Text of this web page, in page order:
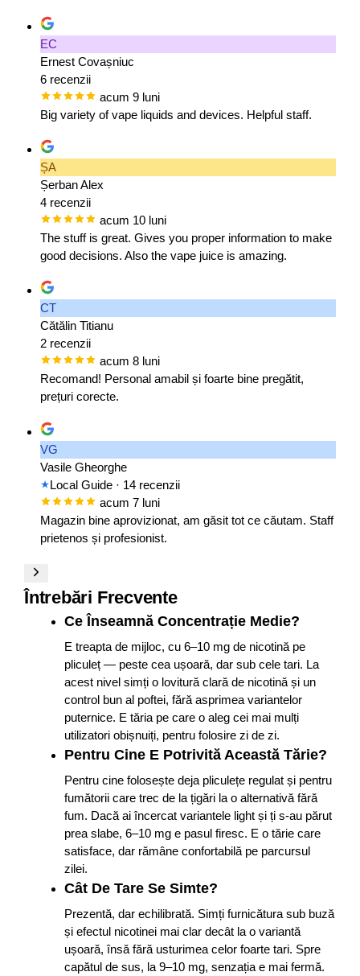
EC
Ernest Covașniuc
6 recenzii
acum 9 luni
Big variety of vape liquids and devices. Helpful staff.
ȘA
Șerban Alex
4 recenzii
acum 10 luni
The stuff is great. Gives you proper information to make
good decisions. Also the vape juice is amazing.
CT
Cătălin Titianu
2 recenzii
acum 8 luni
Recomand! Personal amabil și foarte bine pregătit,
prețuri corecte.
VG
Vasile Gheorghe
Local Guide · 14 recenzii
acum 7 luni
Magazin bine aprovizionat, am găsit tot ce căutam. Staff
prietenos și profesionist.
Întrebări Frecvente
Ce Înseamnă Concentrație Medie?
E treapta de mijloc, cu 6–10 mg de nicotină pe
pliculeț — peste cea ușoară, dar sub cele tari. La
acest nivel simți o lovitură clară de nicotină și un
control bun al poftei, fără asprimea variantelor
puternice. E tăria pe care o aleg cei mai mulți
utilizatori obișnuiți, pentru folosire zi de zi.
Pentru Cine E Potrivită Această Tărie?
Pentru cine folosește deja pliculețe regulat și pentru
fumătorii care trec de la țigări la o alternativă fără
fum. Dacă ai încercat variantele light și ți s-au părut
prea slabe, 6–10 mg e pasul firesc. E o tărie care
satisface, dar rămâne confortabilă pe parcursul
zilei.
Cât De Tare Se Simte?
Prezentă, dar echilibrată. Simți furnicătura sub buză
și efectul nicotinei mai clar decât la o variantă
ușoară, însă fără usturimea celor foarte tari. Spre
capătul de sus, la 9–10 mg, senzația e mai fermă.